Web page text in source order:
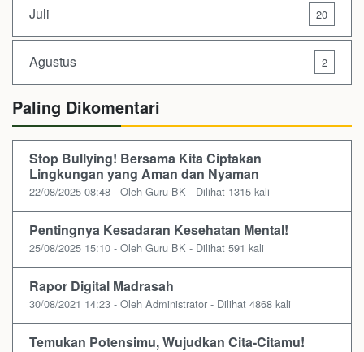
Juli 20
Agustus 2
Paling Dikomentari
Stop Bullying! Bersama Kita Ciptakan
Lingkungan yang Aman dan Nyaman
22/08/2025 08:48 - Oleh Guru BK - Dilihat 1315 kali
Pentingnya Kesadaran Kesehatan Mental!
25/08/2025 15:10 - Oleh Guru BK - Dilihat 591 kali
Rapor Digital Madrasah
30/08/2021 14:23 - Oleh Administrator - Dilihat 4868 kali
Temukan Potensimu, Wujudkan Cita-Citamu!